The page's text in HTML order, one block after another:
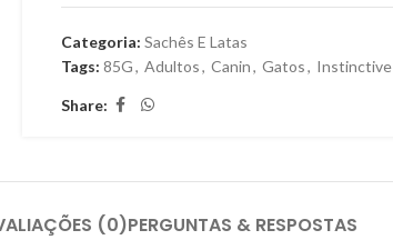
Categoria: Sachês E Latas
Tags: 85G, Adultos, Canin, Gatos, Instinctive
Share:
(0)PERGUNTAS & RESPOSTAS